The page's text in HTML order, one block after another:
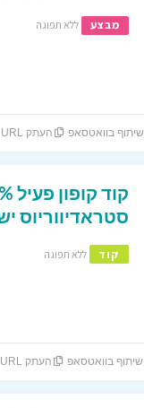
מבצע ללא תפוגה
שיתוף בוואטסאפ העתק URL
סטראדיווריוס
קוד ללא תפוגה
שיתוף בוואטסאפ העתק URL